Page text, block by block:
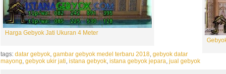
Harga Gebyok Jati Ukuran 4 Meter
tags: datar gebyok, gambar gebyok medel terbaru 2018, gebyok datar
mayong, gebyok ukir jati, istana gebyok, istana gebyok jepara, jual gebyok